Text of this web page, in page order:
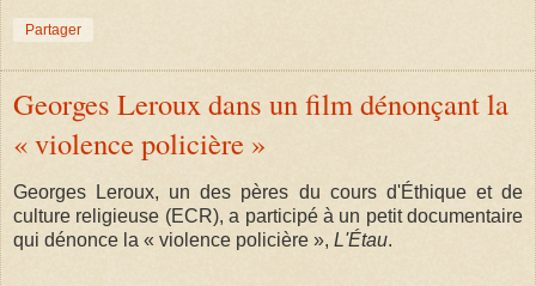
Partager
Georges Leroux dans un film dénonçant la
« violence policière »
Georges Leroux, un des pères du cours d'Éthique et de
culture religieuse (ECR), a participé à un petit documentaire
qui dénonce la « violence policière », L'Étau.